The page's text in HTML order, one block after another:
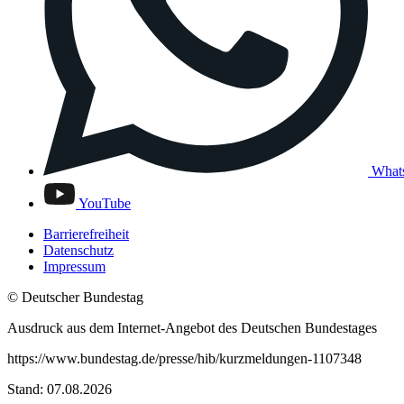
YouTube
Barrierefreiheit
Datenschutz
Impressum
© Deutscher Bundestag
Ausdruck aus dem Internet-Angebot des Deutschen Bundestages
https://www.bundestag.de/presse/hib/kurzmeldungen-1107348
Stand: 07.08.2026